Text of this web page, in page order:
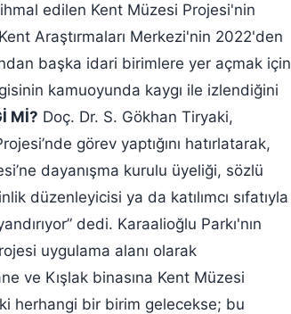
edilen Kent Müzesi Projesi'nin
Araştırmaları Merkezi'nin 2022'den
başka idari birimlere yer açmak için
kamuoyunda kaygı ile izlendiğini
Mİ? Doç. Dr. S. Gökhan Tiryaki,
görev yaptığını hatırlatarak,
dayanışma kurulu üyeliği, sözlü
düzenleyicisi ya da katılımcı sıfatıyla
dedi. Karaalioğlu Parkı'nın
uygulama alanı olarak
ve Kışlak binasına Kent Müzesi
herhangi bir birim gelecekse; bu